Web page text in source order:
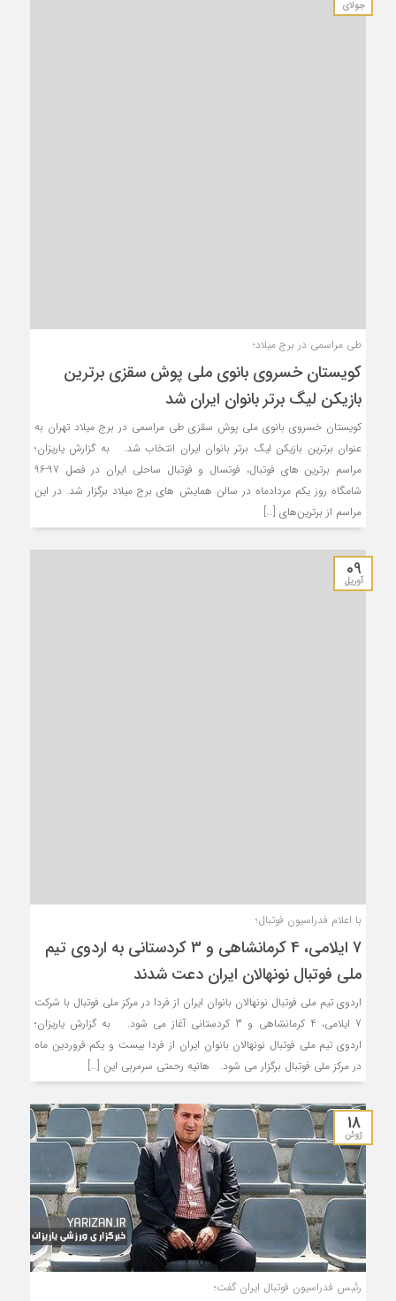
جولای
طی مراسمی در برج میلاد؛
کویستان خسروی بانوی ملی پوش سقزی برترین
بازیکن لیگ برتر بانوان ایران شد
کویستان خسروی بانوی ملی پوش سقزی طی مراسمی در برج میلاد تهران بە
عنوان برترین بازیکن لیگ برتر بانوان ایران انتخاب شد. به گزارش یاریزان؛
مراسم برترین های فوتبال، فوتسال و فوتبال ساحلی ایران در فصل 97-96
شامگاه روز یکم مردادماه در سالن همایش های برج میلاد برگزار شد. در این
مراسم از برترین‌های […]
09
آوریل
با اعلام فدراسیون فوتبال؛
7 ایلامی، 4 کرمانشاهی و 3 کردستانی به اردوی تیم
ملی فوتبال نونهالان ایران دعت شدند
اردوی تیم ملی فوتبال نونهالان بانوان ایران از فردا در مرکز ملی فوتبال با شرکت
7 ایلامی، 4 کرمانشاهی و 3 کردستانی آغاز می شود. به گزارش یاریزان؛
اردوی تیم ملی فوتبال نونهالان بانوان ایران از فردا بیست و یکم فروردین ماه
در مرکز ملی فوتبال برگزار می شود. هانیه رحمتی سرمربی این […]
18
ژوئن
رئیس فدراسیون فوتبال ایران گفت؛